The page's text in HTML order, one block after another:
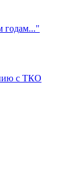
годам..."
с ТКО